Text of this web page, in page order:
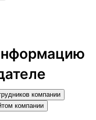
компании
компании